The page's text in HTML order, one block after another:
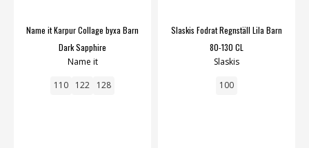
Name it Karpur Collage byxa Barn
Dark Sapphire
Name it
110 122 128
Slaskis Fodrat Regnställ Lila Barn
80-130 CL
Slaskis
100